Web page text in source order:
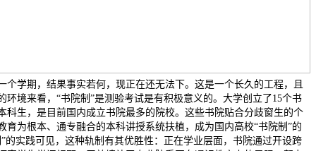
个学期，结果事实若何，现正在还无法下。这是一个长久的工程，且
环境来看，“书院制”是测验考试是有积极意义的。大学创立了15个书
科生，是目前国内成立书院最多的院校。这些书院贴合分歧窗生的个
育为根本、通专融合的本科讲授系统扶植，成为国内高校“书院制”的
的实践可见，这种轨制有其优胜性：正在学业层面，书院通过开设跨